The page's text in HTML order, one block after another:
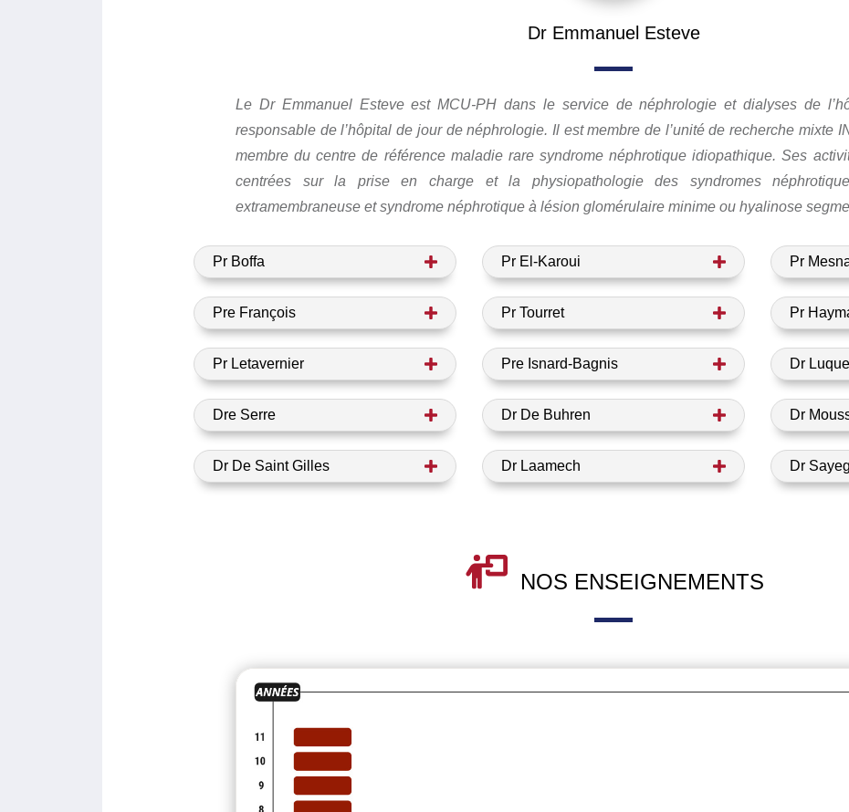
Dr Emmanuel Esteve
Le Dr Emmanuel Esteve est MCU-PH dans le service de néphrologie et dialyses de
responsable de l’hôpital de jour de néphrologie. Il est membre de l’unité de recherche mixte
membre du centre de référence maladie rare syndrome néphrotique idiopathique. Ses
centrées sur la prise en charge et la physiopathologie des syndromes
extramembraneuse et syndrome néphrotique à lésion glomérulaire minime ou hyalinose
Pr Boffa Pr El-Karoui Pr
Pre François Pr Tourret Pr
Pr Letavernier Pre Isnard-Bagnis Dr Luque
Dre Serre Dr De Buhren Dr
Dr De Saint Gilles Dr Laamech Dr
NOS ENSEIGNEMENTS